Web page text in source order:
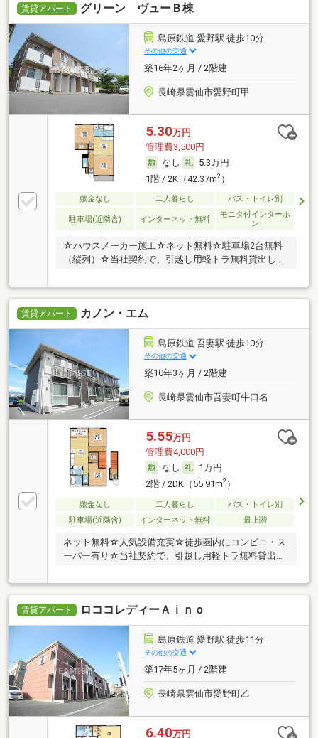
賃貸アパート グリーン ヴューＢ棟
島原鉄道 愛野駅 徒歩10分
その他の交通
築16年2ヶ月 / 2階建
長崎県雲仙市愛野町甲
5.30万円
管理費3,500円
なし
5.3万円
1階 / 2K（42.37m2）
敷金なし 二人暮らし バス・トイレ別
駐車場(近隣含) インターネット無料
モニタ付インターホ
ン
☆ハウスメーカー施工☆ネット無料☆駐車場2台無料
（縦列）☆当社契約で、引越し用軽トラ無料貸出しサ
賃貸アパート カノン・エム
島原鉄道 吾妻駅 徒歩10分
その他の交通
築10年3ヶ月 / 2階建
長崎県雲仙市吾妻町牛口名
5.55万円
管理費4,000円
なし
1万円
2階 / 2DK（55.91m2）
敷金なし 二人暮らし
バス・トイレ別
駐車場(近隣含)
インターネット無料 最上階
ネット無料☆人気設備充実☆徒歩圏内にコンビニ・ス
ーパー有り☆当社契約で、引越し用軽トラ無料貸出し
賃貸アパート ロココレディーＡｉｎｏ
島原鉄道 愛野駅 徒歩11分
その他の交通
築17年5ヶ月 / 2階建
長崎県雲仙市愛野町乙
6.40万円